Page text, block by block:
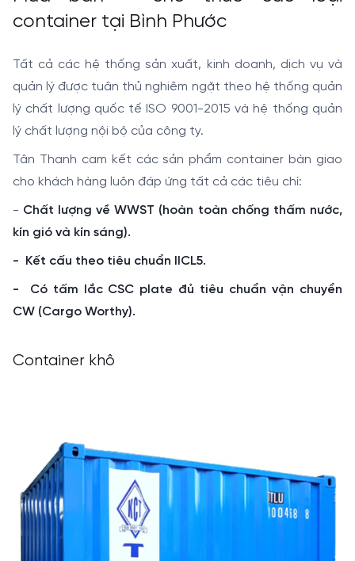
container tại Bình Phước
Tất cả các hệ thống sản xuất, kinh doanh, dịch vụ và
quản lý được tuân thủ nghiêm ngặt theo hệ thống quản
lý chất lượng quốc tế ISO 9001-2015 và hệ thống quản
lý chất lượng nội bộ của công ty.
Tân Thanh cam kết các sản phẩm container bàn giao
cho khách hàng luôn đáp ứng tất cả các tiêu chí:
- Chất lượng về WWST (hoàn toàn chống thấm nước,
kín gió và kín sáng).
- Kết cấu theo tiêu chuẩn IICL5.
- Có tấm lắc CSC plate đủ tiêu chuẩn vận chuyển
CW (Cargo Worthy).
Container khô